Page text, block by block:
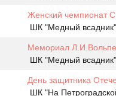
Женский чемпионат
ШК "Медный
Мемориал
ШК "Медный
День защитника
ШК "На